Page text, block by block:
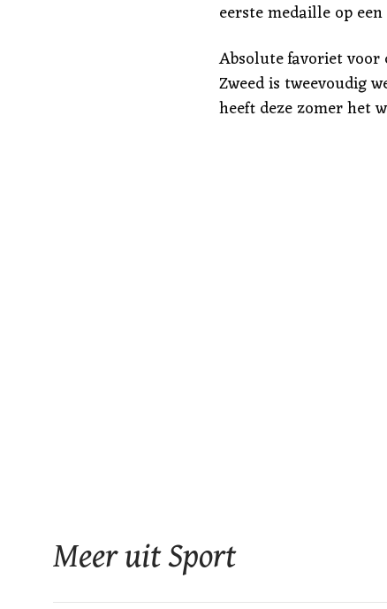
eerste medaille op
Absolute favoriet
Zweed is tweevoudig
heeft deze zomer het
Meer uit Sport